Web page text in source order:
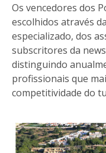
Os vencedores dos
escolhidos através
especializado, dos
subscritores da
distinguindo
profissionais que
competitividade do